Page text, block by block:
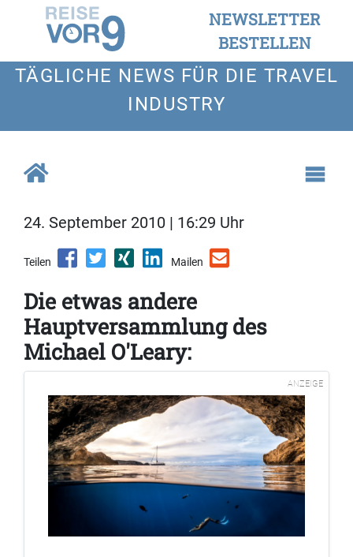
NEWSLETTER
BESTELLEN
TÄGLICHE NEWS FÜR DIE TRAVEL
INDUSTRY
24. September 2010 | 16:29 Uhr
Teilen Mailen
Die etwas andere
Hauptversammlung des
Michael O'Leary:
ANZEIGE